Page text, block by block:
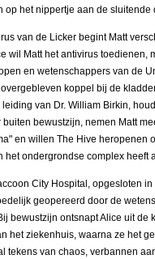
op het nippertje aan de sluitende
van de Licker begint Matt
wil Matt het antivirus toedienen,
en wetenschappers van de
koppel bij de
van Dr. William Birkin,
bewustzijn, nemen Matt
en willen The Hive heropenen
het ondergrondse complex heeft
City Hospital, opgesloten in
geopereerd door de
bewustzijn ontsnapt Alice uit de
het ziekenhuis, waarna ze het
tekens van chaos, verbannen